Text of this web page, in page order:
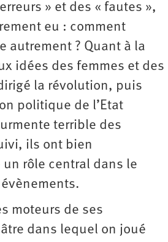
» et des « fautes »,
eu : comment
autrement ? Quant à la
idées des femmes et des
la révolution, puis
politique de l’Etat
terrible des
ils ont bien
rôle central dans le
moteurs de ses
dans lequel on joué